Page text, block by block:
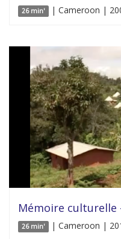
26 min' | Cameroon |
Mémoire culturelle
26 min' | Cameroon |